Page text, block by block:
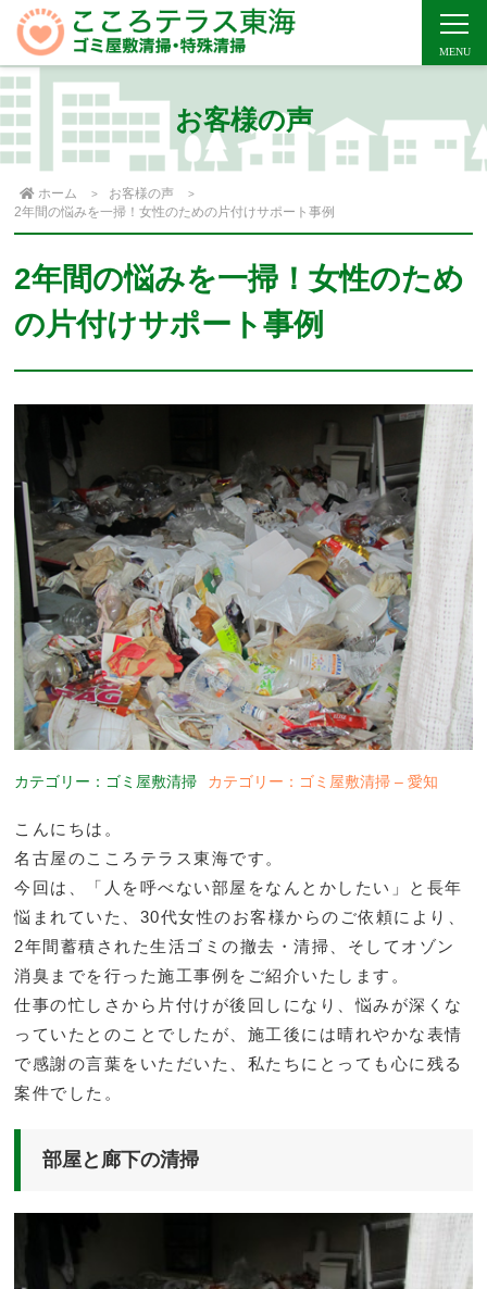
お客様の声
ホーム
お客様の声
2年間の悩みを一掃！女性のための片付けサポート事例
2年間の悩みを一掃！女性のため
の片付けサポート事例
カテゴリー：ゴミ屋敷清掃 カテゴリー：ゴミ屋敷清掃 – 愛知
こんにちは。
名古屋のこころテラス東海です。
今回は、「人を呼べない部屋をなんとかしたい」と長年
悩まれていた、30代女性のお客様からのご依頼により、
2年間蓄積された生活ゴミの撤去・清掃、そしてオゾン
消臭までを行った施工事例をご紹介いたします。
仕事の忙しさから片付けが後回しになり、悩みが深くな
っていたとのことでしたが、施工後には晴れやかな表情
で感謝の言葉をいただいた、私たちにとっても心に残る
案件でした。
部屋と廊下の清掃